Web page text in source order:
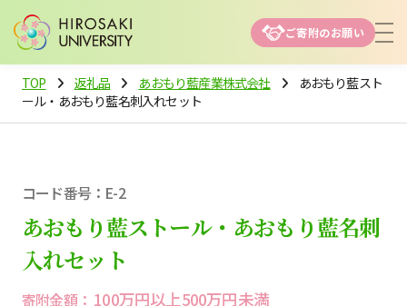
ご寄附のお願い
TOP 返礼品 あおもり藍産業株式会社
あおもり藍スト
ール・あおもり藍名刺入れセット
コード番号：E-2
あおもり藍ストール・あおもり藍名刺
入れセット
寄附金額： 100万円以上500万円未満